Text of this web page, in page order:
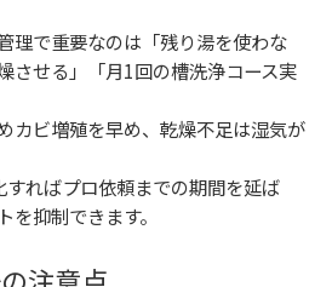
理で重要なのは「残り湯を使わな
させる」「月1回の槽洗浄コース実
カビ増殖を早め、乾燥不足は湿気が
ればプロ依頼までの期間を延ば
抑制できます。